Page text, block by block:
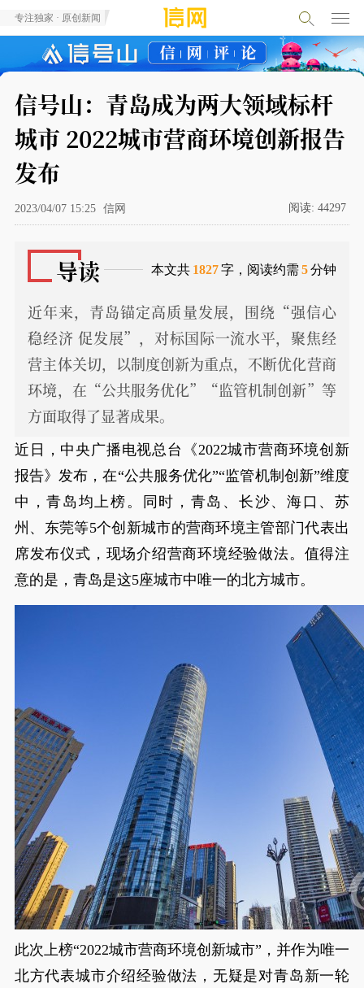
专注独家 · 原创新闻
信号山：青岛成为两大领域标杆
城市 2022城市营商环境创新报告
发布
2023/04/07 15:25 信网 阅读: 44297
导读 本文共 1827字，阅读约需 5分钟
近年来，青岛锚定高质量发展，围绕“强信心
稳经济 促发展”，对标国际一流水平，聚焦经
营主体关切，以制度创新为重点，不断优化营商
环境，在“公共服务优化”“监管机制创新”等
方面取得了显著成果。
近日，中央广播电视总台《2022城市营商环境创新
报告》发布，在“公共服务优化”“监管机制创新”维度
中，青岛均上榜。同时，青岛、长沙、海口、苏
州、东莞等5个创新城市的营商环境主管部门代表出
席发布仪式，现场介绍营商环境经验做法。值得注
意的是，青岛是这5座城市中唯一的北方城市。
此次上榜“2022城市营商环境创新城市”，并作为唯一
北方代表城市介绍经验做法，无疑是对青岛新一轮